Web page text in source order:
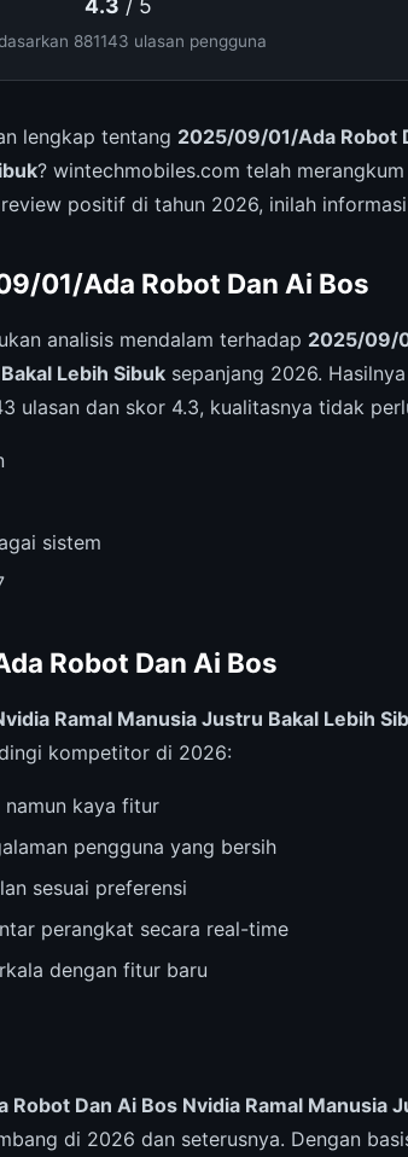
4.3 / 5
881143 ulasan pengguna
lengkap tentang 2025/09/01/Ada Robot
? wintechmobiles.com telah
positif di tahun 2026, inilah
01/Ada Robot Dan Ai Bos
analisis mendalam terhadap 2025/09/
Lebih Sibuk sepanjang 2026.
ulasan dan skor 4.3, kualitasnya tidak
sistem
Robot Dan Ai Bos
Ramal Manusia Justru Bakal Lebih
kompetitor di 2026:
kaya fitur
pengguna yang bersih
sesuai preferensi
perangkat secara real-time
dengan fitur baru
Dan Ai Bos Nvidia Ramal Manusia
di 2026 dan seterusnya. Dengan